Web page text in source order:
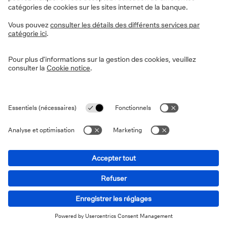
de souscription et de rachats que le fonds réel. La
donnée s’entend comme étant la différence positive
entre l’actif net de ce fonds et l’actif net du fonds fictif
montant constitue une sous-performance qu’il
conviendra de rattraper au cours des années suivantes
calcul précise de la potentielle commission de
(sur)performance pour un fonds déterminé est décrite
prospectus du fonds.
valeur nette d'inventaire (VNI) d'un fonds est ajustée
pour refléter les coûts de transaction causés par les
entrées et sorties dans ce fonds, à charge des
investisseurs entrants et sortants. Le swing pricing peut
être un mécanisme utile pour protéger les intérêts des
investisseurs existants de l'impact négatif sur la valeur
nette d'inventaire. Veuillez consulter le prospectus du
fonds pour connaître les conditions exactes